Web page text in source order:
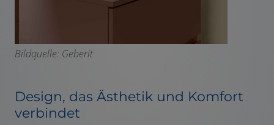
Bildquelle: Geberit
Design, das Ästhetik und Komfort
verbindet